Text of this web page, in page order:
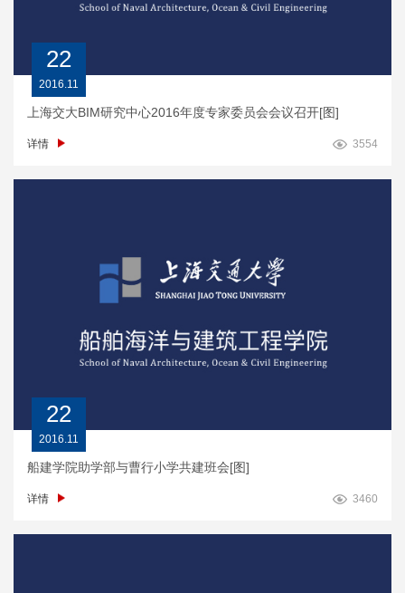
22
2016.11
上海交大BIM研究中心2016年度专家委员会会议召开[图]
详情 3554
22
2016.11
船建学院助学部与曹行小学共建班会[图]
详情 3460